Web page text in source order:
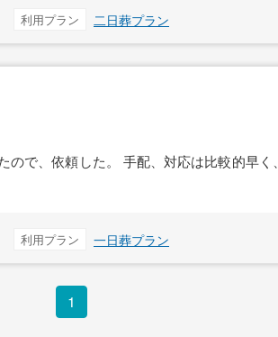
利用プラン 二日葬プラン
で、依頼した。 手配、対応は比較的早
利用プラン 一日葬プラン
1